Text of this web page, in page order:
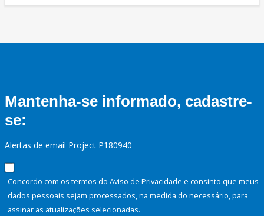
Mantenha-se informado, cadastre-
se:
Alertas de email Project P180940
Concordo com os termos do Aviso de Privacidade e consinto que meus
dados pessoais sejam processados, na medida do necessário, para
assinar as atualizações selecionadas.